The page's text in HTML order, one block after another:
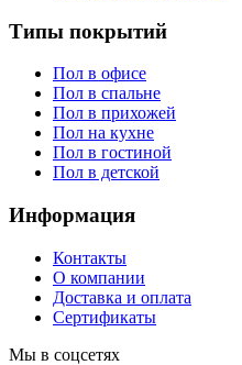
Типы покрытий
Пол в офисе
Пол в спальне
Пол в прихожей
Пол на кухне
Пол в гостиной
Пол в детской
Информация
Контакты
О компании
Доставка и оплата
Сертификаты
Мы в соцсетях